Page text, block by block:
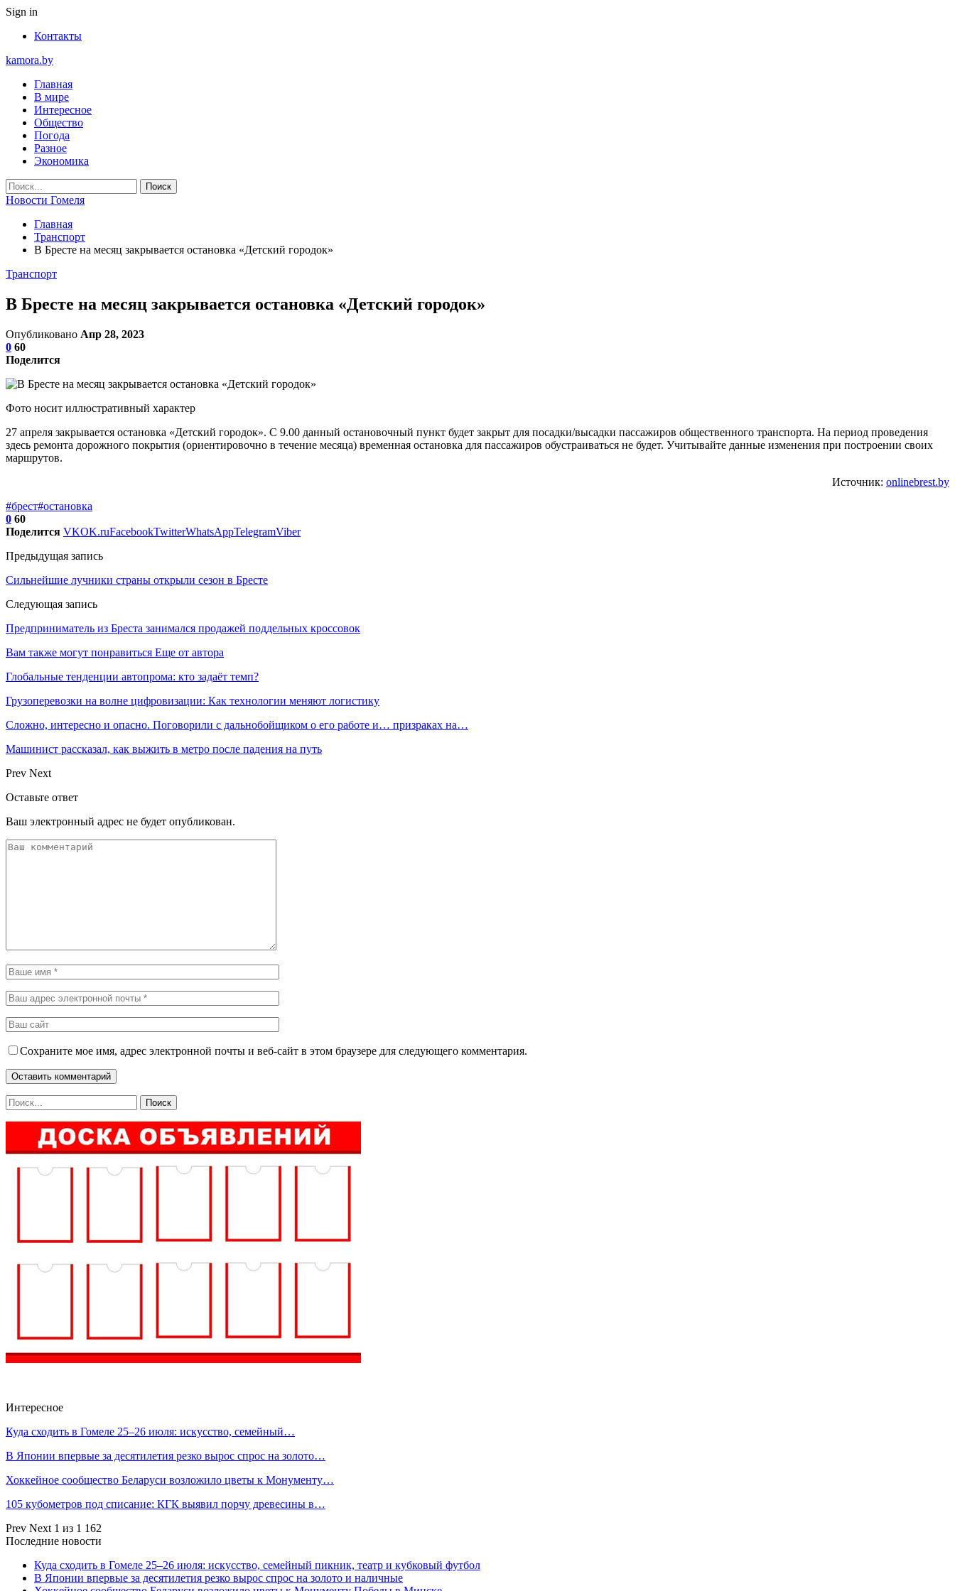
Sign in
Контакты
kamora.by
Главная
В мире
Интересное
Общество
Погода
Разное
Экономика
Новости Гомеля
Главная
Транспорт
В Бресте на месяц закрывается остановка «Детский городок»
Транспорт
В Бресте на месяц закрывается остановка «Детский городок»
Опубликовано Апр 28, 2023
0 60
Поделится
Фото носит иллюстративный характер
27 апреля закрывается остановка «Детский городок». С 9.00 данный остановочный пункт будет закрыт для посадки/высадки пассажиров общественного транспорта. На период проведения
здесь ремонта дорожного покрытия (ориентировочно в течение месяца) временная остановка для пассажиров обустраиваться не будет. Учитывайте данные изменения при построении своих
маршрутов.
Источник: onlinebrest.by
#брест#остановка
0 60
Поделится VKOK.ruFacebookTwitterWhatsAppTelegramViber
Предыдущая запись
Сильнейшие лучники страны открыли сезон в Бресте
Следующая запись
Предприниматель из Бреста занимался продажей поддельных кроссовок
Вам также могут понравиться Еще от автора
Глобальные тенденции автопрома: кто задаёт темп?
Грузоперевозки на волне цифровизации: Как технологии меняют логистику
Сложно, интересно и опасно. Поговорили с дальнобойщиком о его работе и… призраках на…
Машинист рассказал, как выжить в метро после падения на путь
Prev Next
Оставьте ответ
Ваш электронный адрес не будет опубликован.
Сохраните мое имя, адрес электронной почты и веб-сайт в этом браузере для следующего комментария.
Интересное
Куда сходить в Гомеле 25–26 июля: искусство, семейный…
В Японии впервые за десятилетия резко вырос спрос на золото…
Хоккейное сообщество Беларуси возложило цветы к Монументу…
105 кубометров под списание: КГК выявил порчу древесины в…
Prev Next 1 из 1 162
Последние новости
Куда сходить в Гомеле 25–26 июля: искусство, семейный пикник, театр и кубковый футбол
В Японии впервые за десятилетия резко вырос спрос на золото и наличные